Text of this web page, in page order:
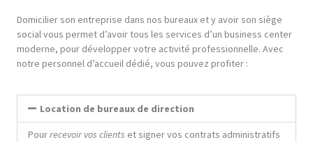
Domicilier son entreprise dans nos bureaux et y avoir son siège
social vous permet d’avoir tous les services d’un business center
moderne, pour développer votre activité professionnelle. Avec
notre personnel d’accueil dédié, vous pouvez profiter :
Location de bureaux de direction
Pourrecevoir vos clients et signer vos contrats administratifs